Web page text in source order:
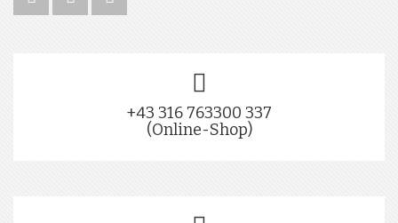
+43 316 763300 337
(Online-Shop)